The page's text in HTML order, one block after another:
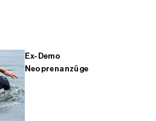
Ex-Demo
Neoprenanzüge